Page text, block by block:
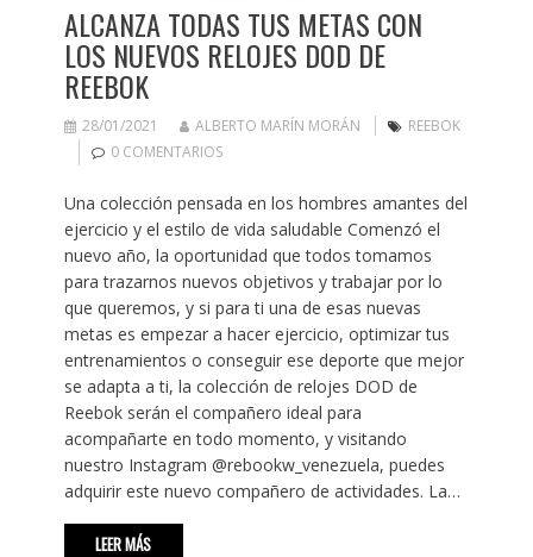
ALCANZA TODAS TUS METAS CON
LOS NUEVOS RELOJES DOD DE
REEBOK
28/01/2021 ALBERTO MARÍN MORÁN
REEBOK
0 COMENTARIOS
Una colección pensada en los hombres amantes del
ejercicio y el estilo de vida saludable Comenzó el
nuevo año, la oportunidad que todos tomamos
para trazarnos nuevos objetivos y trabajar por lo
que queremos, y si para ti una de esas nuevas
metas es empezar a hacer ejercicio, optimizar tus
entrenamientos o conseguir ese deporte que mejor
se adapta a ti, la colección de relojes DOD de
Reebok serán el compañero ideal para
acompañarte en todo momento, y visitando
nuestro Instagram @rebookw_venezuela, puedes
adquirir este nuevo compañero de actividades. La…
LEER MÁS